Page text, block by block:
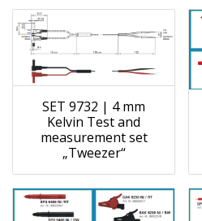
SET 9732 | 4 mm
Kelvin Test and
measurement set
„Tweezer“